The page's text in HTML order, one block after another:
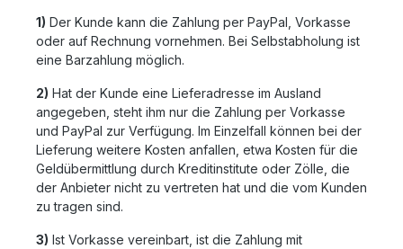
1) Der Kunde kann die Zahlung per PayPal, Vorkasse
oder auf Rechnung vornehmen. Bei Selbstabholung ist
eine Barzahlung möglich.
2) Hat der Kunde eine Lieferadresse im Ausland
angegeben, steht ihm nur die Zahlung per Vorkasse
und PayPal zur Verfügung. Im Einzelfall können bei der
Lieferung weitere Kosten anfallen, etwa Kosten für die
Geldübermittlung durch Kreditinstitute oder Zölle, die
der Anbieter nicht zu vertreten hat und die vom Kunden
zu tragen sind.
3) Ist Vorkasse vereinbart, ist die Zahlung mit